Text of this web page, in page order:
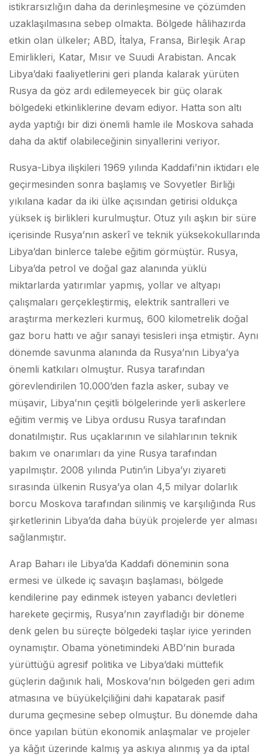
istikrarsızlığın daha da derinleşmesine ve çözümden
uzaklaşılmasına sebep olmakta. Bölgede hâlihazırda
etkin olan ülkeler; ABD, İtalya, Fransa, Birleşik Arap
Emirlikleri, Katar, Mısır ve Suudi Arabistan. Ancak
Libya’daki faaliyetlerini geri planda kalarak yürüten
Rusya da göz ardı edilemeyecek bir güç olarak
bölgedeki etkinliklerine devam ediyor. Hatta son altı
ayda yaptığı bir dizi önemli hamle ile Moskova sahada
daha da aktif olabileceğinin sinyallerini veriyor.
Rusya-Libya ilişkileri 1969 yılında Kaddafi’nin iktidarı ele
geçirmesinden sonra başlamış ve Sovyetler Birliği
yıkılana kadar da iki ülke açısından getirisi oldukça
yüksek iş birlikleri kurulmuştur. Otuz yılı aşkın bir süre
içerisinde Rusya’nın askerî ve teknik yüksekokullarında
Libya’dan binlerce talebe eğitim görmüştür. Rusya,
Libya’da petrol ve doğal gaz alanında yüklü
miktarlarda yatırımlar yapmış, yollar ve altyapı
çalışmaları gerçekleştirmiş, elektrik santralleri ve
araştırma merkezleri kurmuş, 600 kilometrelik doğal
gaz boru hattı ve ağır sanayi tesisleri inşa etmiştir. Aynı
dönemde savunma alanında da Rusya’nın Libya’ya
önemli katkıları olmuştur. Rusya tarafından
görevlendirilen 10.000’den fazla asker, subay ve
müşavir, Libya’nın çeşitli bölgelerinde yerli askerlere
eğitim vermiş ve Libya ordusu Rusya tarafından
donatılmıştır. Rus uçaklarının ve silahlarının teknik
bakım ve onarımları da yine Rusya tarafından
yapılmıştır. 2008 yılında Putin’in Libya’yı ziyareti
sırasında ülkenin Rusya’ya olan 4,5 milyar dolarlık
borcu Moskova tarafından silinmiş ve karşılığında Rus
şirketlerinin Libya’da daha büyük projelerde yer alması
sağlanmıştır.
Arap Baharı ile Libya’da Kaddafi döneminin sona
ermesi ve ülkede iç savaşın başlaması, bölgede
kendilerine pay edinmek isteyen yabancı devletleri
harekete geçirmiş, Rusya’nın zayıfladığı bir döneme
denk gelen bu süreçte bölgedeki taşlar iyice yerinden
oynamıştır. Obama yönetimindeki ABD’nin burada
yürüttüğü agresif politika ve Libya’daki müttefik
güçlerin dağınık hali, Moskova’nın bölgeden geri adım
atmasına ve büyükelçiliğini dahi kapatarak pasif
duruma geçmesine sebep olmuştur. Bu dönemde daha
önce yapılan bütün ekonomik anlaşmalar ve projeler
ya kâğıt üzerinde kalmış ya askıya alınmış ya da iptal